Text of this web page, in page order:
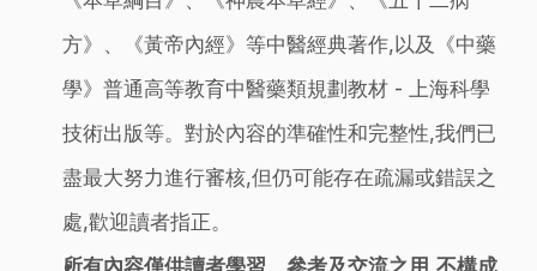
方》、《黃帝內經》等中醫經典著作,以及《中藥
學》普通高等教育中醫藥類規劃教材 - 上海科學
技術出版等。對於內容的準確性和完整性,我們已
盡最大努力進行審核,但仍可能存在疏漏或錯誤之
處,歡迎讀者指正。
所有內容僅供讀者學習、參考及交流之用,不構成